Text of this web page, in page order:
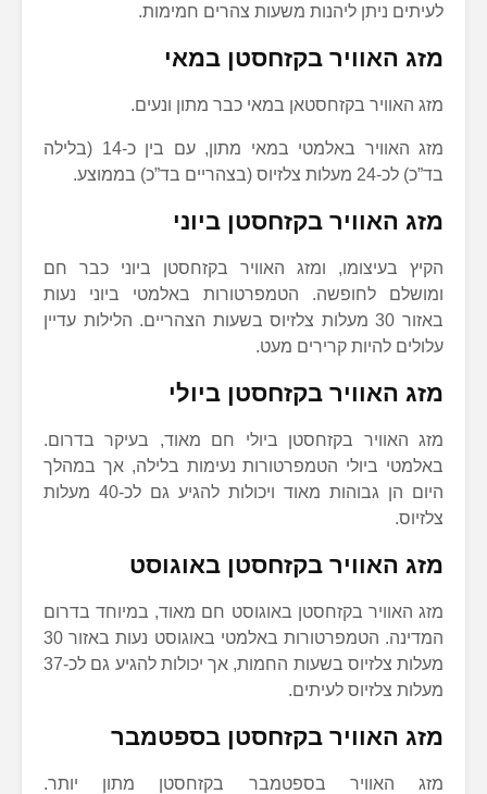
לעיתים ניתן ליהנות משעות צהרים חמימות.
מזג האוויר בקזחסטן במאי
מזג האוויר בקזחסטאן במאי כבר מתון ונעים.
מזג האוויר באלמטי במאי מתון, עם בין כ-14 (בלילה
בד”כ) לכ-24 מעלות צלזיוס (בצהריים בד”כ) בממוצע.
מזג האוויר בקזחסטן ביוני
הקיץ בעיצומו, ומזג האוויר בקזחסטן ביוני כבר חם
ומושלם לחופשה. הטמפרטורות באלמטי ביוני נעות
באזור 30 מעלות צלזיוס בשעות הצהריים. הלילות עדיין
עלולים להיות קרירים מעט.
מזג האוויר בקזחסטן ביולי
מזג האוויר בקזחסטן ביולי חם מאוד, בעיקר בדרום.
באלמטי ביולי הטמפרטורות נעימות בלילה, אך במהלך
היום הן גבוהות מאוד ויכולות להגיע גם לכ-40 מעלות
צלזיוס.
מזג האוויר בקזחסטן באוגוסט
מזג האוויר בקזחסטן באוגוסט חם מאוד, במיוחד בדרום
המדינה. הטמפרטורות באלמטי באוגוסט נעות באזור 30
מעלות צלזיוס בשעות החמות, אך יכולות להגיע גם לכ-37
מעלות צלזיוס לעיתים.
מזג האוויר בקזחסטן בספטמבר
מזג האוויר בספטמבר בקזחסטן מתון יותר.